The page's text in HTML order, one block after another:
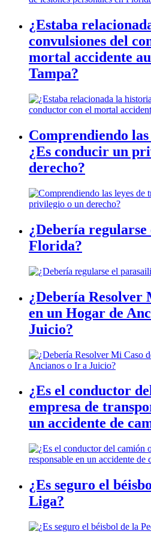
¿Estaba
convulsiones del
mortal accidente
Tampa?
Comprendiendo
¿Es conducir un
derecho?
¿Debería
Florida?
¿Debería Resolver
en un Hogar de
Juicio?
¿Es el conductor
empresa de
un accidente de
¿Es seguro el
Liga?